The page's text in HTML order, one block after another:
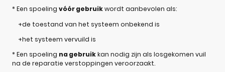
* Een spoeling vóór gebruikwordt aanbevolen als:
+de toestand van het systeem onbekend is
+het systeem vervuild is
* Een spoeling na gebruikkan nodig zijn als losgekomen vuil
na de reparatie verstoppingen veroorzaakt.